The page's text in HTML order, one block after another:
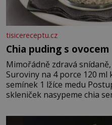
tisicereceptu.cz
Chia puding s ovocem
Mimořádně zdravá
Suroviny na 4 porce 120 ml kokosového mléka 30 g chia
semínek 1 lžíce medu Postup Do misky či přímo do
skleniček nasypeme chia